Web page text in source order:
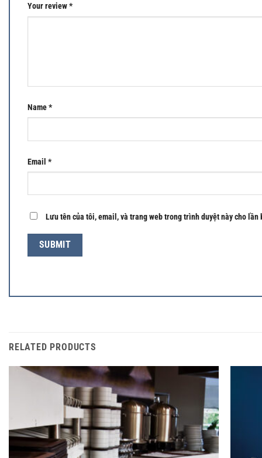
Your review*
Name*
Email *
Lưu tên của tôi, email, và trang web trong trình duyệt này cho
RELATED PRODUCTS